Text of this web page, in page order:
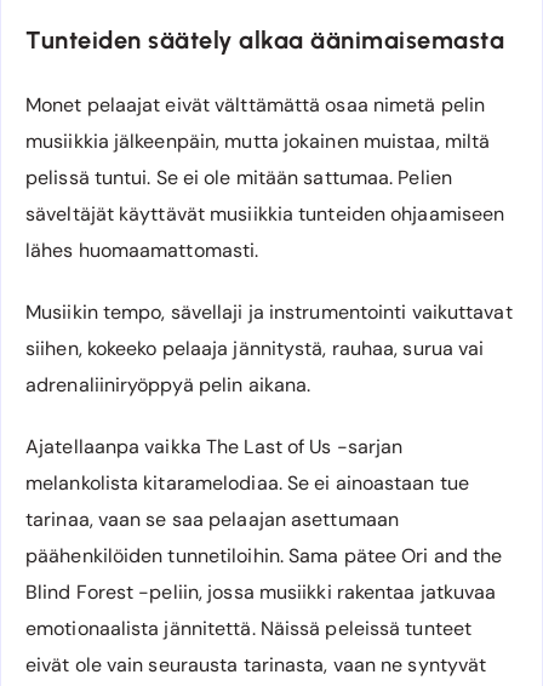
Tunteiden säätely alkaa äänimaisemasta
Monet pelaajat eivät välttämättä osaa nimetä pelin
musiikkia jälkeenpäin, mutta jokainen muistaa, miltä
pelissä tuntui. Se ei ole mitään sattumaa. Pelien
säveltäjät käyttävät musiikkia tunteiden ohjaamiseen
lähes huomaamattomasti.
Musiikin tempo, sävellaji ja instrumentointi vaikuttavat
siihen, kokeeko pelaaja jännitystä, rauhaa, surua vai
adrenaliiniryöppyä pelin aikana.
Ajatellaanpa vaikka The Last of Us -sarjan
melankolista kitaramelodiaa. Se ei ainoastaan tue
tarinaa, vaan se saa pelaajan asettumaan
päähenkilöiden tunnetiloihin. Sama pätee Ori and the
Blind Forest -peliin, jossa musiikki rakentaa jatkuvaa
emotionaalista jännitettä. Näissä peleissä tunteet
eivät ole vain seurausta tarinasta, vaan ne syntyvät